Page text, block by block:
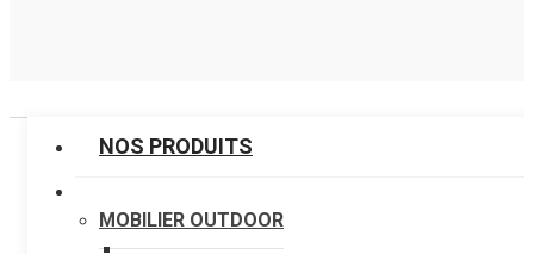
NOS PRODUITS
MOBILIER OUTDOOR